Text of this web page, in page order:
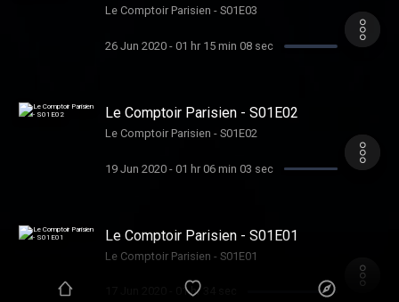
Le Comptoir Parisien - S01E03
26 Jun 2020- 01 hr 15 min 08 sec
Le Comptoir Parisien - S01E02
Le Comptoir Parisien - S01E02
19 Jun 2020- 01 hr 06 min 03 sec
Le Comptoir Parisien - S01E01
Le Comptoir Parisien - S01E01
01 hr 34 sec